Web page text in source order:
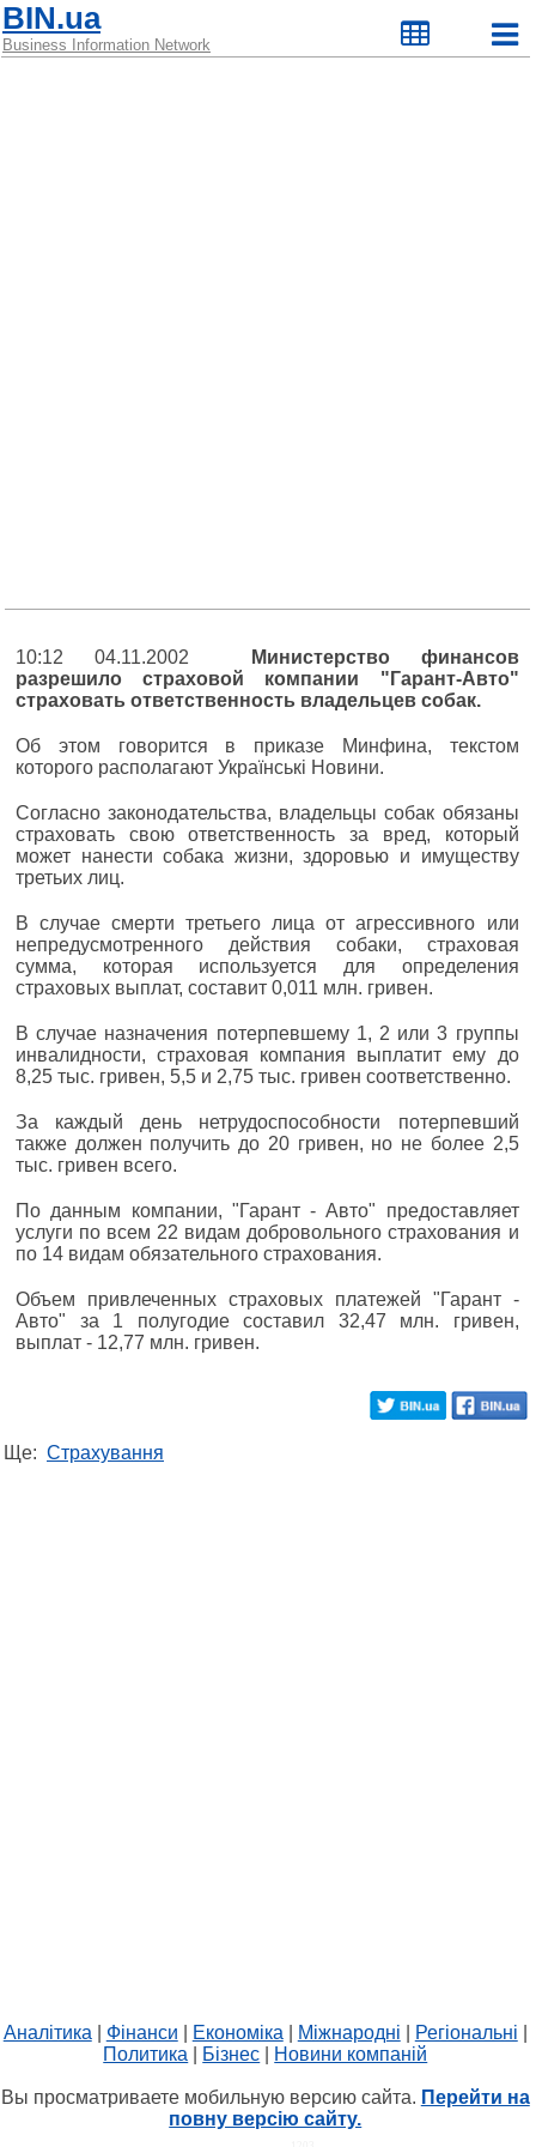
BIN.ua
Business Information Network
10:12 04.11.2002
Министерство финансов
разрешило страховой компании "Гарант-Авто"
страховать ответственность владельцев собак.
Об этом говорится в приказе Минфина, текстом
которого располагают Українські Новини.
Согласно законодательства, владельцы собак обязаны
страховать свою ответственность за вред, который
может нанести собака жизни, здоровью и имуществу
третьих лиц.
В случае смерти третьего лица от агрессивного или
непредусмотренного действия собаки, страховая
сумма, которая используется для определения
страховых выплат, составит 0,011 млн. гривен.
В случае назначения потерпевшему 1, 2 или 3 группы
инвалидности, страховая компания выплатит ему до
8,25 тыс. гривен, 5,5 и 2,75 тыс. гривен соответственно.
За каждый день нетрудоспособности потерпевший
также должен получить до 20 гривен, но не более 2,5
тыс. гривен всего.
По данным компании, "Гарант - Авто" предоставляет
услуги по всем 22 видам добровольного страхования и
по 14 видам обязательного страхования.
Объем привлеченных страховых платежей "Гарант -
Авто" за 1 полугодие составил 32,47 млн. гривен,
выплат - 12,77 млн. гривен.
Ще: Страхування
Аналітика Фінанси Економіка Міжнародні Регіональні
Политика
Бізнес Новини компаній
Вы просматриваете мобильную версию сайта. Перейти на
повну версію сайту.